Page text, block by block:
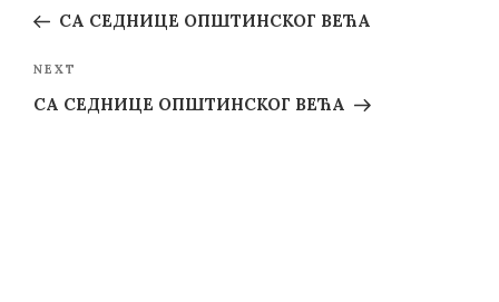
PostСА СЕДНИЦЕ ОПШТИНСКОГ ВЕЋА
Next
Post
NEXT
СА СЕДНИЦЕ ОПШТИНСКОГ ВЕЋА